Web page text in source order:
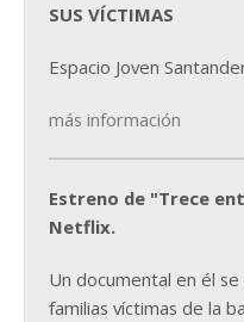
SUS VÍCTIMAS
Espacio Joven
más información
Estreno de "Trece
Netflix.
Un documental en él
familias víctimas de la